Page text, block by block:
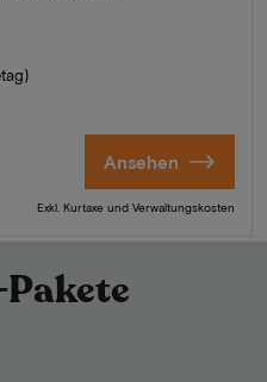
Ansehen
Exkl. Kurtaxe und Verwaltungskosten